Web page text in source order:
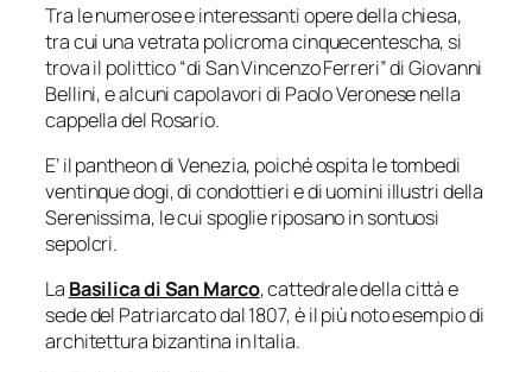
Tra le numerose e interessanti opere della chiesa,
tra cui una vetrata policroma cinquecentescha, si
trova il polittico “di San Vincenzo Ferreri” di Giovanni
Bellini, e alcuni capolavori di Paolo Veronese nella
cappella del Rosario.
E’ il pantheon di Venezia, poiché ospita le tombedi
ventinque dogi, di condottieri e di uomini illustri della
Serenissima, le cui spoglie riposano in sontuosi
sepolcri.
La Basilica di San Marco, cattedrale della città e
sede del Patriarcato dal 1807, è il più noto esempio di
architettura bizantina in Italia.